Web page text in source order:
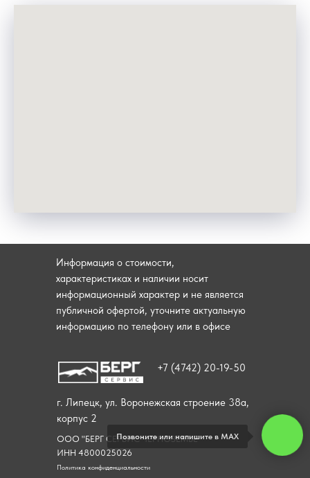
Позвоните или напишите в МАХ
Информация о стоимости,
характеристиках и наличии носит
информационный характер и не является
публичной офертой, уточните актуальную
информацию по телефону или в офисе
+7 (4742) 20-19-50
Политика конфиденциальности
г. Липецк, ул. Воронежская строение 38а,
корпус 2
ООО "БЕРГ СЕРВИС ЧЕРНОЗЕМЬЕ"
ИНН 4800025026